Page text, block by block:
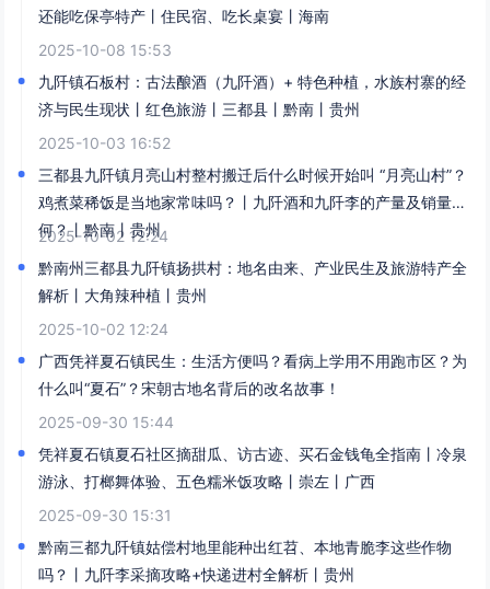
还能吃保亭特产丨住民宿、吃长桌宴丨海南
2025-10-08 15:53
九阡镇石板村：古法酿酒（九阡酒）+ 特色种植，水族村寨的经
济与民生现状丨红色旅游丨三都县丨黔南丨贵州
2025-10-03 16:52
三都县九阡镇月亮山村整村搬迁后什么时候开始叫 “月亮山村”？
鸡煮菜稀饭是当地家常味吗？丨九阡酒和九阡李的产量及销量如
何？丨黔南丨贵州
2025-10-02 12:24
黔南州三都县九阡镇扬拱村：地名由来、产业民生及旅游特产全
解析丨大角辣种植丨贵州
2025-10-02 12:24
广西凭祥夏石镇民生：生活方便吗？看病上学用不用跑市区？为
什么叫“夏石”？宋朝古地名背后的改名故事！​
2025-09-30 15:44
凭祥夏石镇夏石社区摘甜瓜、访古迹、买石金钱龟全指南丨冷泉
游泳、打榔舞体验、五色糯米饭攻略丨崇左丨广西
2025-09-30 15:31
黔南三都九阡镇姑偿村地里能种出红苕、本地青脆李这些作物
吗？丨九阡李采摘攻略+快递进村全解析丨贵州